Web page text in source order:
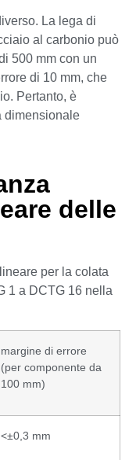
La lega di
al carbonio può
500 mm con un
di 10 mm, che
Pertanto, è
dimensionale
delle
per la colata
1 a DCTG 16 nella
margine di errore
(per componente da
100 mm)
<±0,3 mm